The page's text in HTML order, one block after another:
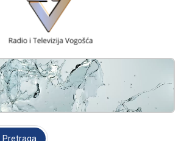
RADIO TELEVIZIJA VOGOŠĆA